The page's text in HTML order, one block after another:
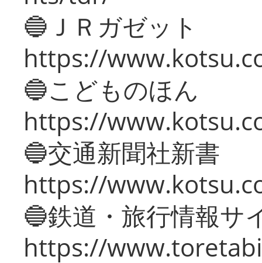
🔵ＪＲガゼット
https://
🔵こどものほん
https://
🔵交通新聞社新書
https://
🔵鉄道・旅行情報サ
https://